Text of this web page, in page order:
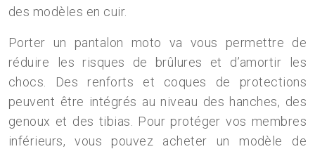
des modèles en cuir.
Porter un pantalon moto va vous permettre de
réduire les risques de brûlures et d’amortir les
chocs. Des renforts et coques de protections
peuvent être intégrés au niveau des hanches, des
genoux et des tibias. Pour protéger vos membres
inférieurs, vous pouvez acheter un modèle de